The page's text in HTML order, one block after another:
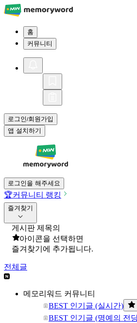
홈
커뮤니티
로그인/회원가입
앱 설치하기
로그인을 해주세요
🏆커뮤니티 랭킹
즐겨찾기
게시판 제목의
아이콘을 선택하면
즐겨찾기에 추가됩니다.
전체글
메모리워드 커뮤니티
BEST 인기글 (실시간)
BEST 인기글 (명예의 전